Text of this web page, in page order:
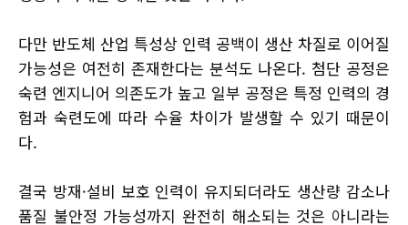
다만 반도체 산업 특성상 인력 공백이 생산 차질로 이어질
가능성은 여전히 존재한다는 분석도 나온다. 첨단 공정은
숙련 엔지니어 의존도가 높고 일부 공정은 특정 인력의 경
험과 숙련도에 따라 수율 차이가 발생할 수 있기 때문이
다.
결국 방재·설비 보호 인력이 유지되더라도 생산량 감소나
품질 불안정 가능성까지 완전히 해소되는 것은 아니라는